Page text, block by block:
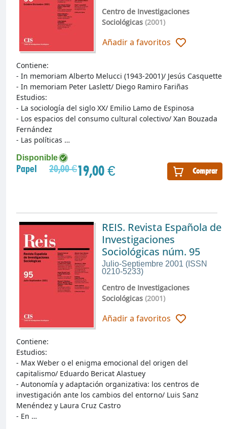
Centro de Investigaciones
Sociológicas(2001)
Añadir a favoritos
Disponible
Papel 20,00 €19,00 € Comprar
Contiene:
- In memoriam Alberto Melucci (1943-2001)/ Jesús Casquette
- In memoriam Peter Laslett/ Diego Ramiro Fariñas
Estudios:
- La sociología del siglo XX/ Emilio Lamo de Espinosa
- Los espacios del consumo cultural colectivo/ Xan Bouzada
Fernández
- Las políticas …
REIS. Revista Española de
Investigaciones
Sociológicas núm. 95
Julio-Septiembre 2001 (ISSN
0210-5233)
Centro de Investigaciones
Sociológicas(2001)
Añadir a favoritos
Contiene:
Estudios:
- Max Weber o el enigma emocional del origen del
capitalismo/ Eduardo Bericat Alastuey
- Autonomía y adaptación organizativa: los centros de
investigación ante los cambios del entorno/ Luis Sanz
Menéndez y Laura Cruz Castro
- En …